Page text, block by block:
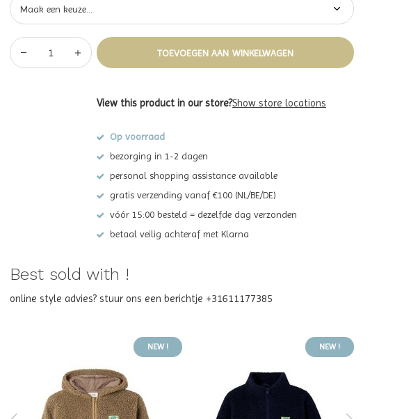
TOEVOEGEN AAN WINKELWAGEN
View this product in our store?Show store locations
Op voorraad
bezorging in 1-2 dagen
personal shopping assistance available
gratis verzending vanaf €100 (NL/BE/DE)
vóór 15:00 besteld = dezelfde dag verzonden
betaal veilig achteraf met Klarna
Best sold with !
online style advies? stuur ons een berichtje +31611177385
NEW ! NEW !